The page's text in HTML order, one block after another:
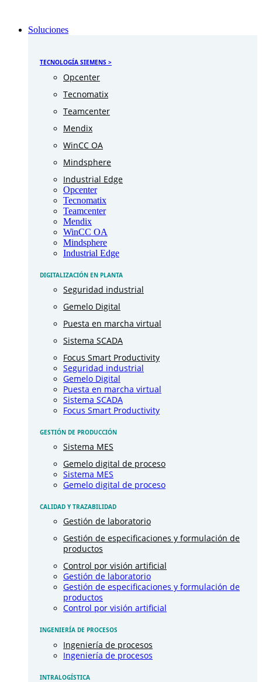
Soluciones
TECNOLOGÍA SIEMENS >
Opcenter
Tecnomatix
Teamcenter
Mendix
WinCC OA
Mindsphere
Industrial Edge
Opcenter
Tecnomatix
Teamcenter
Mendix
WinCC OA
Mindsphere
Industrial Edge
DIGITALIZACIÓN EN PLANTA
Seguridad industrial
Gemelo Digital
Puesta en marcha virtual
Sistema SCADA
Focus Smart Productivity
Seguridad industrial
Gemelo Digital
Puesta en marcha virtual
Sistema SCADA
Focus Smart Productivity
GESTIÓN DE PRODUCCIÓN
Sistema MES
Gemelo digital de proceso
Sistema MES
Gemelo digital de proceso
CALIDAD Y TRAZABILIDAD
Gestión de laboratorio
Gestión de especificaciones y formulación de
productos
Control por visión artificial
Gestión de laboratorio
Gestión de especificaciones y formulación de
productos
Control por visión artificial
INGENIERÍA DE PROCESOS
Ingeniería de procesos
Ingeniería de procesos
INTRALOGÍSTICA